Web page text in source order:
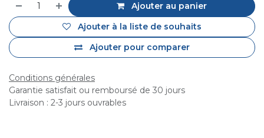
Ajouter au panier
Ajouter pour comparer
Ajouter à la liste de souhaits
Conditions générales
Garantie satisfait ou remboursé de 30 jours
Livraison : 2-3 jours ouvrables